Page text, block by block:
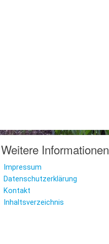
Weitere Informationen
Impressum
Datenschutzerklärung
Kontakt
Inhaltsverzeichnis